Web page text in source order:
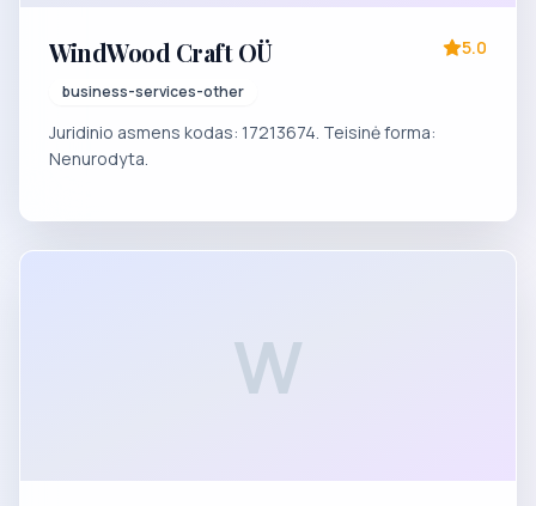
WindWood Craft OÜ
business-services-other
5.0
Juridinio asmens kodas: 17213674. Teisinė forma:
Nenurodyta.
W